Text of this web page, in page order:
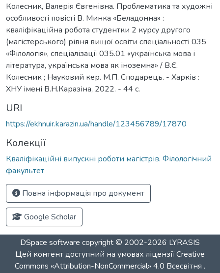
Колесник, Валерія Євгенівна. Проблематика та художні
особливості повісті В. Минка «Беладонна» :
кваліфікаційна робота студентки 2 курсу другого
(магістерського) рівня вищої освіти спеціальності 035
«Філологія», спеціалізації 035.01 «українська мова і
література, українська мова як іноземна» / В.Є.
Колесник ; Науковий кер. М.П. Сподарець. - Харків :
ХНУ імені В.Н.Каразіна, 2022. - 44 с.
URI
https://ekhnuir.karazin.ua/handle/123456789/17870
Колекції
Кваліфікаційні випускні роботи магістрів. Філологічний
факультет
Повна інформація про документ
Google Scholar
DSpace software copyright © 2002-2026 LYRASIS
Цей контент доступний на умовах ліцензіїCreative
Commons «Attribution-NonCommercial» 4.0 Всесвітня .